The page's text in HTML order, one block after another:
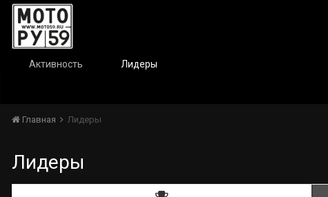
Активность Лидеры
Главная Лидеры
Лидеры